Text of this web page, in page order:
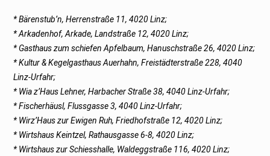
* Bärenstub’n, Herrenstraße 11, 4020 Linz;
* Arkadenhof, Arkade, Landstraße 12, 4020 Linz;
* Gasthaus zum schiefen Apfelbaum, Hanuschstraße 26, 4020 Linz;
* Kultur & Kegelgasthaus Auerhahn, Freistädterstraße 228, 4040
Linz-Urfahr;
* Wia z’Haus Lehner, Harbacher Straße 38, 4040 Linz-Urfahr;
* Fischerhäusl, Flussgasse 3, 4040 Linz-Urfahr;
* Wirz’Haus zur Ewigen Ruh, Friedhofstraße 12, 4020 Linz;
* Wirtshaus Keintzel, Rathausgasse 6-8, 4020 Linz;
* Wirtshaus zur Schiesshalle, Waldeggstraße 116, 4020 Linz;